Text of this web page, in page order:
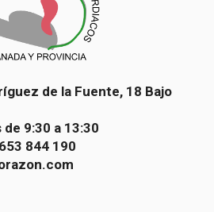
de la Fuente, 18 Bajo
9:30 a 13:30
844 190